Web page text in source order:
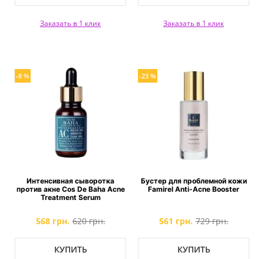
Заказать в 1 клик Заказать в 1 клик
-8 %
Интенсивная сыворотка
против акне Cos De Baha Acne
Treatment Serum
568 грн. 620 грн.
КУПИТЬ
-23 %
Бустер для проблемной кожи
Famirel Anti-Acne Booster
561 грн. 729 грн.
КУПИТЬ